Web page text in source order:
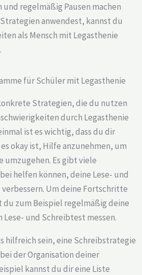
regelmäßig Pausen machen
anwendest, kannst du
als Mensch mit Legasthenie
für Schüler mit Legasthenie
Strategien, die du nutzen
durch Legasthenie
ist es wichtig, dass du dir
okay ist, Hilfe anzunehmen, um
umzugehen. Es gibt viele
helfen können, deine Lese- und
Um deine Fortschritte
zum Beispiel regelmäßig deine
und Schreibtest messen.
hilfreich sein, eine Schreibstrategie
der Organisation deiner
kannst du dir eine Liste